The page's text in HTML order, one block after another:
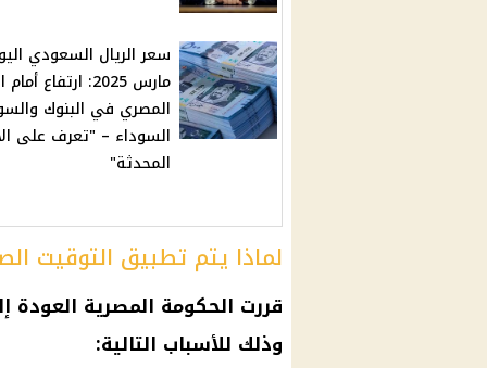
مارس 2025: ارتفاع
المصري في البنوك
السوداء – "تعرف على
المحدثة"
لماذا يتم تطبيق التوقيت
قررت الحكومة المصرية العودة
وذلك للأسباب التالية: